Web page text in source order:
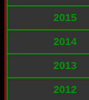
2015
2014
2013
2012